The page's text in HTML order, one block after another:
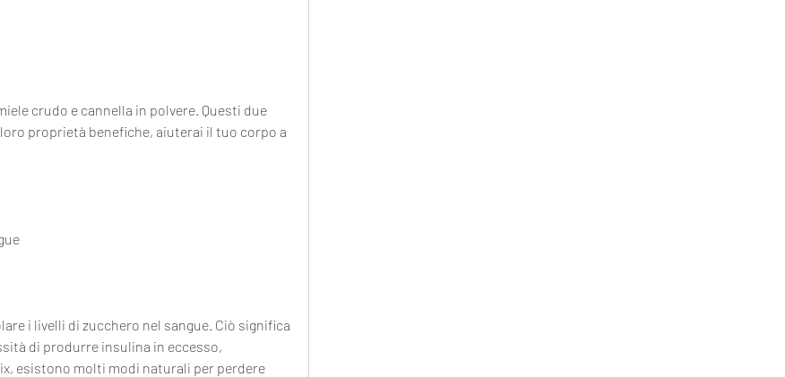
crudo e cannella in polvere. Questi due
proprietà benefiche, aiuterai il tuo corpo a
i livelli di zucchero nel sangue. Ciò significa
di produrre insulina in eccesso,
esistono molti modi naturali per perdere